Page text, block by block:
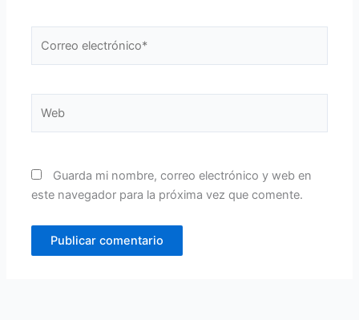
Guarda mi nombre, correo electrónico y web en
este navegador para la próxima vez que comente.